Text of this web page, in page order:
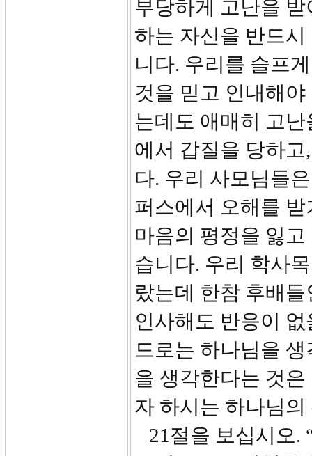
부당하게 고난을
하는 자신을 반드
니다. 우리를 슬프
것을 믿고 인내해
는데도 애매히 고
에서 갑질을 당하
다. 우리 사모님들
퍼스에서 오해를
마음의 평정을 잃
습니다. 우리 학사
랐는데 한참 후배
인사해도 반응이
드로는 하나님을
을 생각한다는 것
자 하시는 하나님
21절을 보십시오.